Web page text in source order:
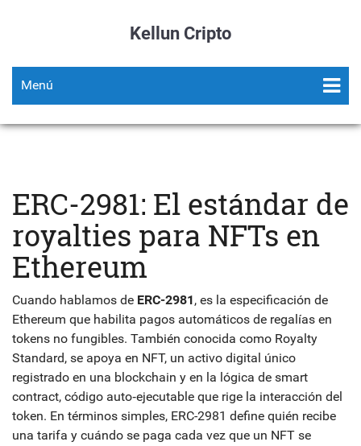
Kellun Cripto
Menú
ERC-2981: El estándar de
royalties para NFTs en
Ethereum
Cuando hablamos de ERC-2981, es la especificación de
Ethereum que habilita pagos automáticos de regalías en
tokens no fungibles. También conocida como Royalty
Standard, se apoya en NFT, un activo digital único
registrado en una blockchain y en la lógica de smart
contract, código auto‑ejecutable que rige la interacción del
token. En términos simples, ERC-2981 define quién recibe
una tarifa y cuándo se paga cada vez que un NFT se